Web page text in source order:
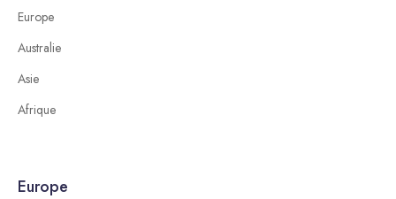
Europe
Australie
Asie
Afrique
Europe